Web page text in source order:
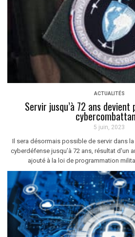
ACTUALITÉS
Servir jusqu’à 72 ans devient
5 juin, 2023
Il sera désormais possible de servir dans
cyberdéfense jusqu’à 72 ans, résultat d'un
ajouté à la loi de programmation